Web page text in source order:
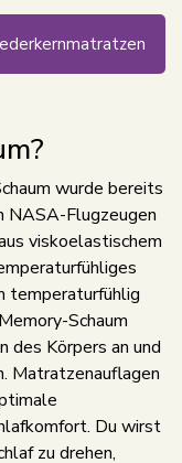
wurde bereits
NASA-Flugzeugen
viskoelastischem
temperaturfühlig
Schaum
des Körpers an und
Matratzenauflagen
Du wirst
zu drehen,